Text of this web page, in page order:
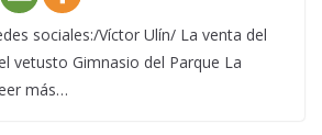
sociales:/Víctor Ulín/ La venta del
vetusto Gimnasio del Parque La
más…